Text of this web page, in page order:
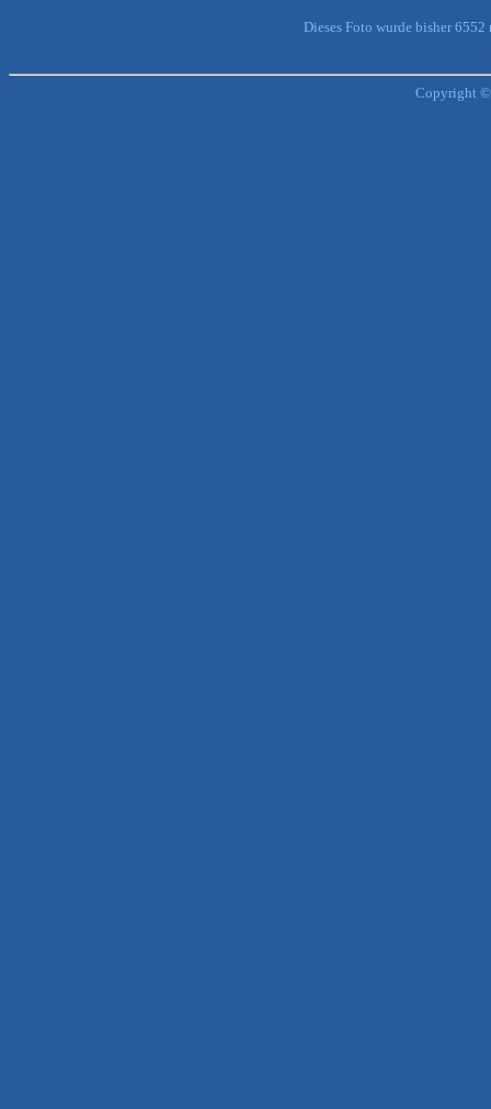
Dieses Foto wurde bisher
Copyright ©